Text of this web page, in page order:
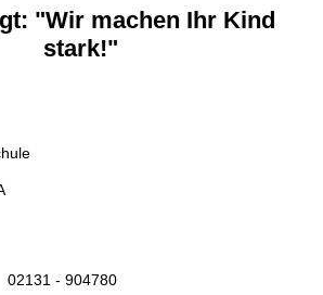
"Wir machen Ihr Kind
stark!"
02131 - 904780